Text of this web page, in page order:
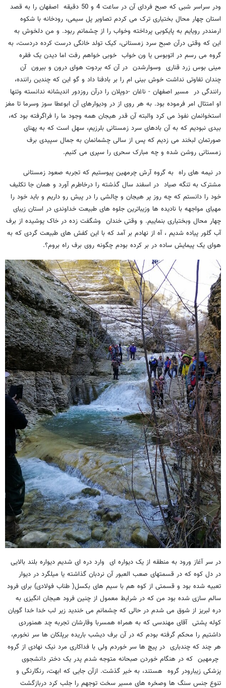
ودر سراسر شبی که صبح فردای آن در ساعت 4 و 50 دقیقه اصفهان را به قصد
استان چهار محال بختیاری ترک می کردم تصاویر پل سیمی، رودخانه با شکوه
ارمنددر رویایم به پایکوبی پرداخته وخواب را از چشمانم ربود. و من دلخوش به
این که وقتی درآن صبح سرد زمستانی، کیک تولد خانگی درست کرده دردست، به
گروه می رسم در اتوبوس یا ون خواب خوبی خواهم رفت اما دیدن یک فقره
مینی بوس زرد قناری وسوارشدن در آن که بردوت هوای درون و بیرون آن
چندان تفاوتی نداشت خوش بینی ام را بر بادفنا داد و گو این که چندین راننده،
رانندگی در مسیر اصفهان - ناغان -دوپلان را درآن روزدور اندیشانه ندانسته وتنها
او امتثال امر فرموده بود. به هر روی از در ودیوارهای آن ابوعطا سوز وسرما تا مغز
استخوانمان نفوذ می کرد والبته آن قدر هیجان همه وجود ما را فراگرفته بود که،
بیدی نبودیم که به آن بادهای سرد زمستانی بلرزیم، سهل است که به پهنای
صورتمان لبخند می زدیم که پس از سالی چشمانمان به جمال سپیدی برف
زمستانی روشن شده و چه مبارک سحری را سپری می کنیم.
در نیمه های راه به گروه آرش چرمهین پیوستیم که تجربه صعود زمستانی
مشترک به تنگه صیاد در اسفند سال گذشته را درخاطرم آورد و همان جا تکلیف
خود را دانستم که چه روز پر هیجان و چالشی را در پیش رو داریم و باید خود را
مهیای مواجهه با نادیده ها وزیباترین جلوه های طبیعت خداوندی در استان زیبای
چهار محال وبختیاری بنماییم. و وقتی خندان وشگفت زده در خاک پوشیده از برف
آب گلور پیاده شدیم ، آه از نهادم بر آمد که با این کفش های طبیعت گردی که به
هوای یک پیمایش ساده در بر کرده بودم چگونه روی برف راه بروم؟.
در سر آغاز ورود به منطقه از یک دیواره ای وارد دره ای شدیم دیواره بلند بالایی
در دل کوه که در قسمتهای صعب العبور آن نردبان گذاشته یا میلگرد در دیوار
تعبیه شده بود و قسمتی از کوه هم با سیم های بکسل( طناب فولادی) برای فرود
سالم سازی شده بود من که در شرایط معمول از چنین فرود هیجان انگیزی به
دره لبریز از شوق می شدم در حالی که چشمانم می خندید زیر لب خدا خدا گویان
کوله پشتی آقای مهندسی که به همراه همسربا وقارشان تجربه چد همنوردی
داشتیم را محکم گرفته بودم که در آن برف دیشب باریده برپلکان ها سر نخورم،
هر چند که چندباری در پیچ ها سر خوردم ولی با فداکاری مرد نیک نهادی از گروه
چرمهین که در هنگام خوردن صبحانه متوجه شدم پدر یک دختر دانشجوی
پزشکی زیبارودر گروه هستند، به خیر گذشت. ازآن جایی که ابهت، رنگارنگی و
تنوع جنس سنگ ها وصخره های مسیر سخت توجهم را جلب کرد دربازگشت